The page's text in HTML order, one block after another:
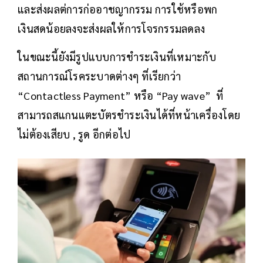
และส่งผลต่การก่ออาชญากรรม การใช้หรือพก
เงินสดน้อยลงจะส่งผลให้การโจรกรรมลดลง
ในขณะนี้ยังมีรูปแบบการชำระเงินที่เหมาะกับ
สถานการณ์โรคระบาดต่างๆ ที่เรียกว่า
“Contactless Payment” หรือ “Pay wave” ที่
สามารถสแกนแตะบัตรชำระเงินได้ที่หน้าเครื่องโดย
ไม่ต้องเสียบ​ , รูด อีกต่อไป